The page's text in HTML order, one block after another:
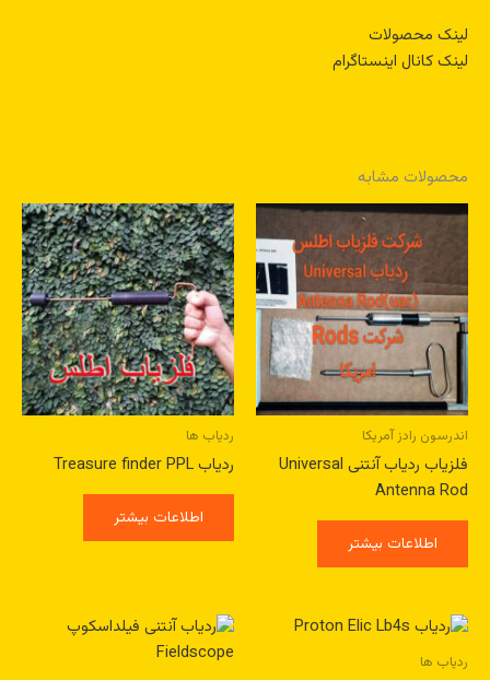
لینک محصولات
لینک کانال اینستاگرام
محصولات مشابه
اندرسون رادز آمریکا
فلزیاب ردیاب آنتنی Universal
Antenna Rod
اطلاعات بیشتر
ردیاب ها
ردیاب Treasure finder PPL
اطلاعات بیشتر
ردیاب ها